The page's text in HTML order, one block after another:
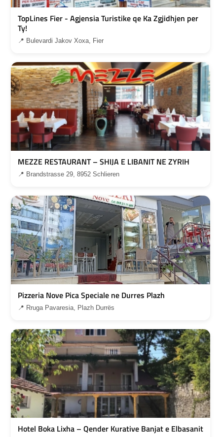
TopLines Fier - Agjensia Turistike qe Ka Zgjidhjen per
Ty!
📍 Bulevardi Jakov Xoxa, Fier
MEZZE RESTAURANT – SHIJA E LIBANIT NE ZYRIH
📍 Brandstrasse 29, 8952 Schlieren
Pizzeria Nove Pica Speciale ne Durres Plazh
📍 Rruga Pavaresia, Plazh Durrës
Hotel Boka Lixha – Qender Kurative Banjat e Elbasanit